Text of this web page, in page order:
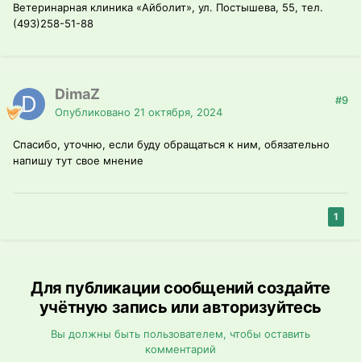
Ветеринарная клиника «Айболит», ул. Постышева, 55, тел.
(493)258-51-88
DimaZ
Опубликовано 21 октября, 2024
#9
Спасибо, уточню, если буду обращаться к ним, обязательно
напишу тут свое мнение
1
Для публикации сообщений создайте
учётную запись или авторизуйтесь
Вы должны быть пользователем, чтобы оставить
комментарий